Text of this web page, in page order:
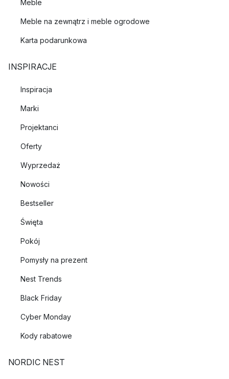
Meble
Meble na zewnątrz i meble ogrodowe
Karta podarunkowa
INSPIRACJE
Inspiracja
Marki
Projektanci
Oferty
Wyprzedaż
Nowości
Bestseller
Święta
Pokój
Pomysły na prezent
Nest Trends
Black Friday
Cyber Monday
Kody rabatowe
NORDIC NEST